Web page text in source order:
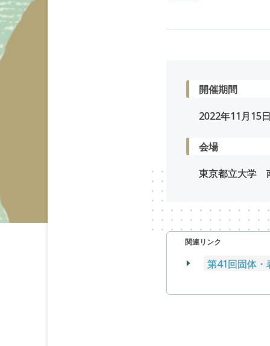
開催期間
2022年11月15
会場
東京都立大学
関連リンク
第41回固体・